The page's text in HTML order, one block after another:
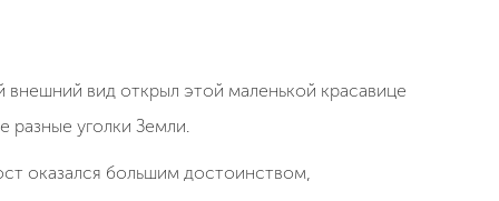
вид открыл этой маленькой красавице
уголки Земли.
оказался большим достоинством,